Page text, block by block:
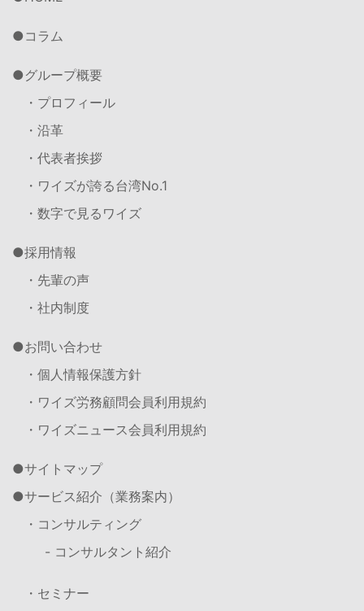
コラム
グループ概要
・プロフィール
・沿革
・代表者挨拶
・ワイズが誇る台湾No.1
・数字で見るワイズ
採用情報
・先輩の声
・社内制度
お問い合わせ
・個人情報保護方針
・ワイズ労務顧問会員利用規約
・ワイズニュース会員利用規約
サイトマップ
サービス紹介（業務案内）
・コンサルティング
- コンサルタント紹介
・セミナー